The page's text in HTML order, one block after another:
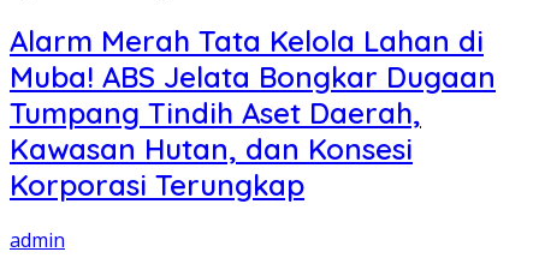
Alarm Merah Tata Kelola Lahan di
Muba! ABS Jelata Bongkar Dugaan
Tumpang Tindih Aset Daerah,
Kawasan Hutan, dan Konsesi
Korporasi Terungkap
admin